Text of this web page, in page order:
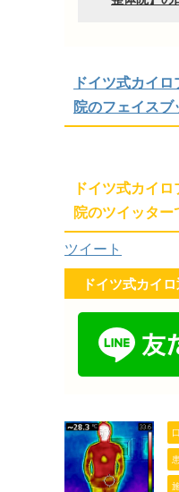
ドイツ式カイ
院のフェイスブ
ドイツ式カイ
院のツイッター
ツイート
ドイツ式カイ